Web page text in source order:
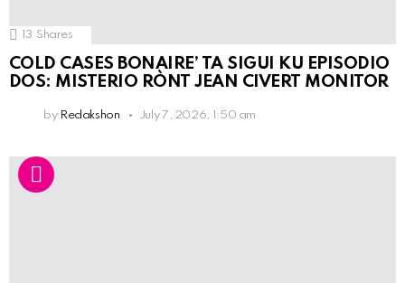
13 Shares
COLD CASES BONAIRE’ TA SIGUI KU EPISODIO
DOS: MISTERIO RÒNT JEAN CIVERT MONITOR
by Redakshon July 7, 2026, 1:50 am